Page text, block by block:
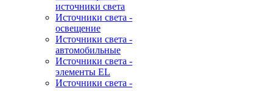
источники света
Источники света -
освещение
Источники света -
автомобильные
Источники света -
элементы EL
Источники света -